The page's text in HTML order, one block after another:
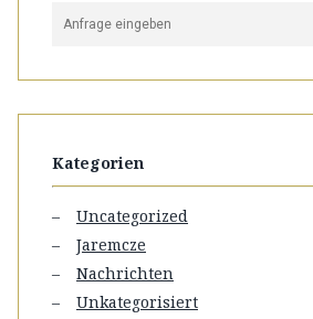
Kategorien
Uncategorized
Jaremcze
Nachrichten
Unkategorisiert